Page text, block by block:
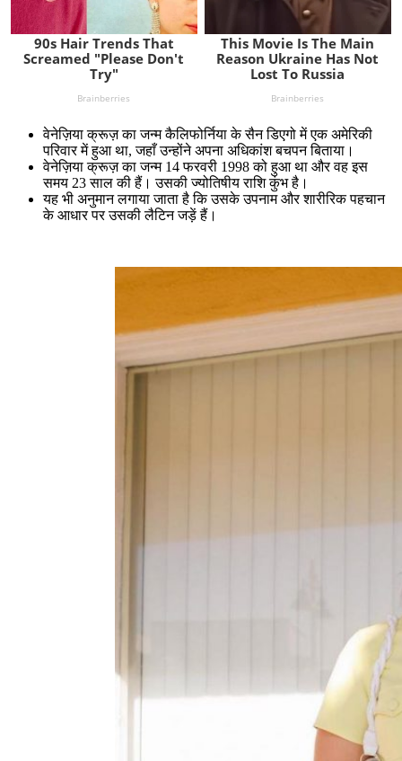
वेनेज़िया क्रूज़ का जन्म कैलिफोर्निया के सैन डिएगो में एक अमेरिकी
परिवार में हुआ था, जहाँ उन्होंने अपना अधिकांश बचपन बिताया।
वेनेज़िया क्रूज़ का जन्म 14 फरवरी 1998 को हुआ था और वह इस
समय 23 साल की हैं। उसकी ज्योतिषीय राशि कुंभ है।
यह भी अनुमान लगाया जाता है कि उसके उपनाम और शारीरिक पहचान
के आधार पर उसकी लैटिन जड़ें हैं।